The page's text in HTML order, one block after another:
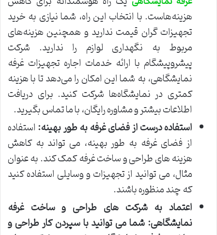
هزینه‌هاست. با انتخاب این راه، شما نیازی به خرید
تجهیزات گران قیمت ندارید و همچنین هزینه‌های
مربوط به نگهداری لوازم را ندارید. شرکت
پیشروپیشگام با ارائه خدمات اجاره تجهیزات غرفه
نمایشگاهی، به شما این امکان را می‌دهد تا با هزینه
کمتری در نمایشگاه‌ها شرکت کنید. برای دریافت
اطلاعات بیشتر و مشاوره رایگان، با ما تماس بگیرید.
استفاده درست از فضای غرفه به طور بهینه:استفاده
از فضای غرفه به طور بهینه، می تواند به کاهش
هزینه های طراحی و ساخت غرفه کمک کند. به عنوان
مثال، می توانید از تجهیزات و وسایلی استفاده کنید
که چند منظوره باشند.
اعتماد به شرکت های طراحی و ساخت غرفه
نمایشگاهی:شما می توانید با سپردن کار طراحی و